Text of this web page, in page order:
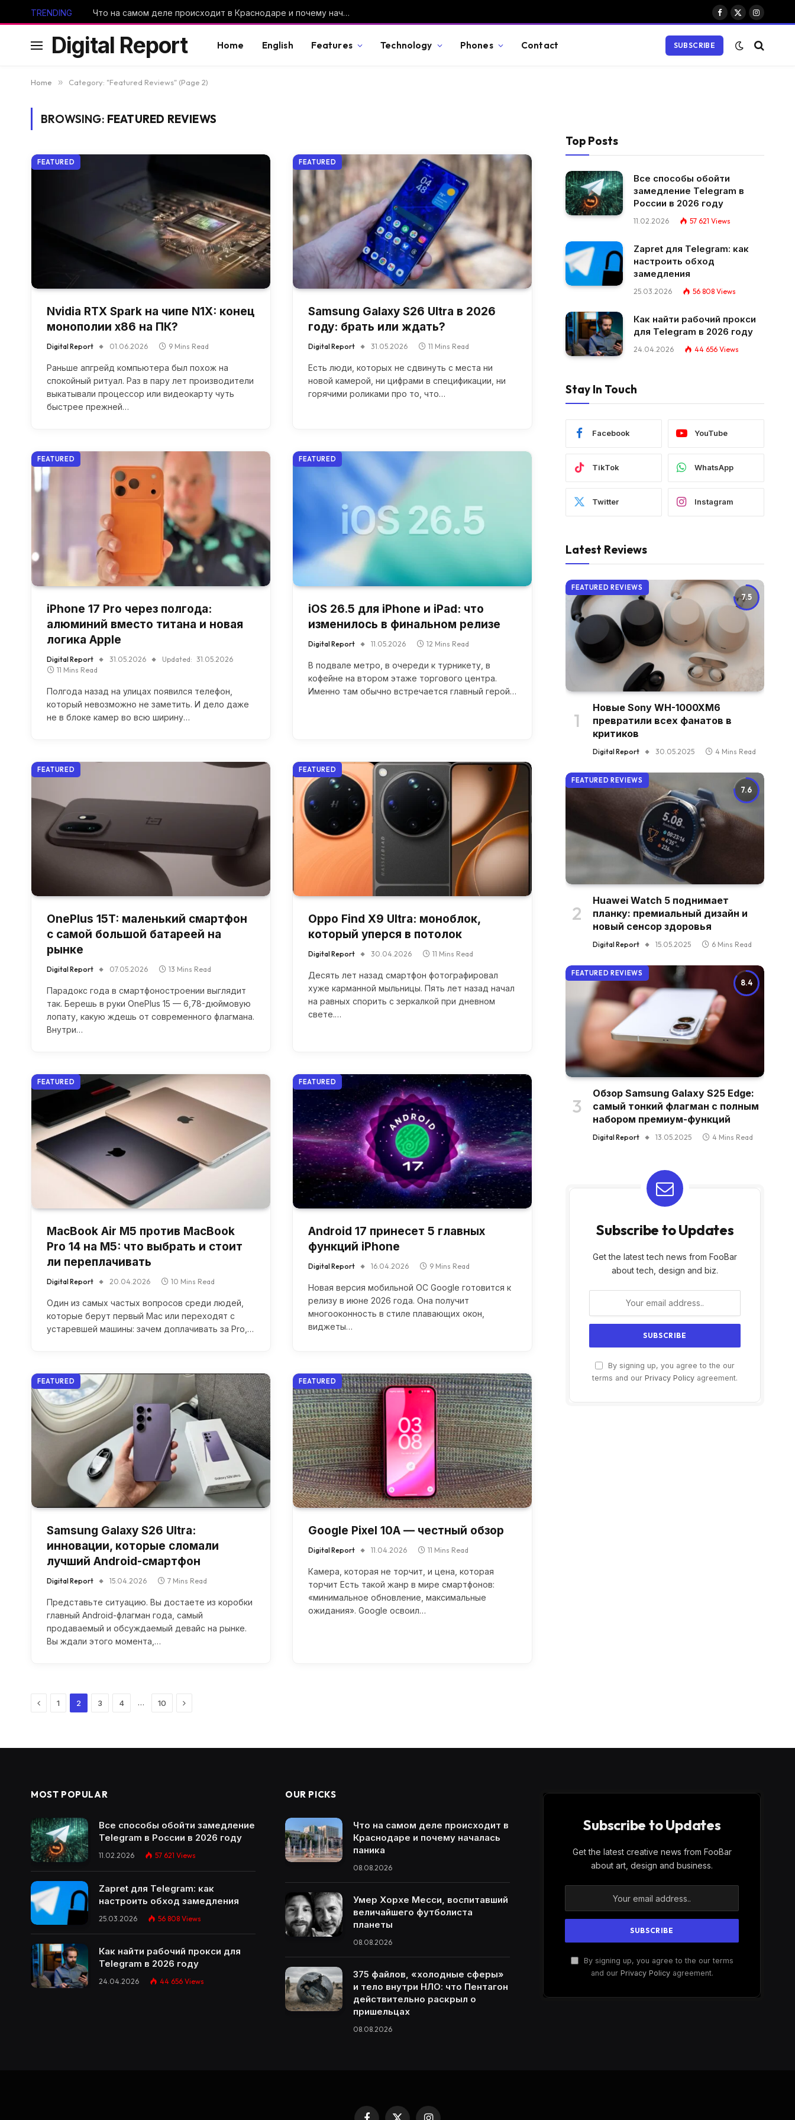
TRENDING Умер Хорхе Месси, воспитавший величайшего футболиста планеты
Facebook
X
Instagram
Digital Report Home English Features Technology Phones Contact SUBSCRIBE
Home » Category: "Featured Reviews" (Page 2)
BROWSING: FEATURED REVIEWS
FEATURED
Nvidia RTX Spark на чипе N1X: конец
монополии x86 на ПК?
Digital Report 01.06.2026 9 Mins Read
Раньше апгрейд компьютера был похож на
спокойный ритуал. Раз в пару лет производители
выкатывали процессор или видеокарту чуть
быстрее прежней…
FEATURED
Samsung Galaxy S26 Ultra в 2026
году: брать или ждать?
Digital Report 31.05.2026 11 Mins Read
Есть люди, которых не сдвинуть с места ни
новой камерой, ни цифрами в спецификации, ни
горячими роликами про то, что…
FEATURED
iPhone 17 Pro через полгода:
алюминий вместо титана и новая
логика Apple
Digital Report 31.05.2026 Updated: 31.05.2026
11 Mins Read
Полгода назад на улицах появился телефон,
который невозможно не заметить. И дело даже
не в блоке камер во всю ширину…
FEATURED
iOS 26.5 для iPhone и iPad: что
изменилось в финальном релизе
Digital Report 11.05.2026 12 Mins Read
В подвале метро, в очереди к турникету, в
кофейне на втором этаже торгового центра.
Именно там обычно встречается главный герой…
FEATURED
OnePlus 15T: маленький смартфон
с самой большой батареей на
рынке
Digital Report 07.05.2026 13 Mins Read
Парадокс года в смартфоностроении выглядит
так. Берешь в руки OnePlus 15 — 6,78-дюймовую
лопату, какую ждешь от современного флагмана.
Внутри…
FEATURED
Oppo Find X9 Ultra: моноблок,
который уперся в потолок
Digital Report 30.04.2026 11 Mins Read
Десять лет назад смартфон фотографировал
хуже карманной мыльницы. Пять лет назад начал
на равных спорить с зеркалкой при дневном
свете.…
FEATURED
MacBook Air M5 против MacBook
Pro 14 на M5: что выбрать и стоит
ли переплачивать
Digital Report 20.04.2026 10 Mins Read
Один из самых частых вопросов среди людей,
которые берут первый Mac или переходят с
устаревшей машины: зачем доплачивать за Pro,…
FEATURED
Android 17 принесет 5 главных
функций iPhone
Digital Report 16.04.2026 9 Mins Read
Новая версия мобильной ОС Google готовится к
релизу в июне 2026 года. Она получит
многооконность в стиле плавающих окон,
виджеты…
FEATURED
Samsung Galaxy S26 Ultra:
инновации, которые сломали
лучший Android-смартфон
Digital Report 15.04.2026 7 Mins Read
Представьте ситуацию. Вы достаете из коробки
главный Android-флагман года, самый
продаваемый и обсуждаемый девайс на рынке.
Вы ждали этого момента,…
FEATURED
Google Pixel 10A — честный обзор
Digital Report 11.04.2026 11 Mins Read
Камера, которая не торчит, и цена, которая
торчит Есть такой жанр в мире смартфонов:
«минимальное обновление, максимальные
ожидания». Google освоил…
Previous
1 2 3 4 … 10 Next
Top Posts
Все способы обойти
замедление Telegram в
России в 2026 году
11.02.2026 57 621 Views
Zapret для Telegram: как
настроить обход
замедления
25.03.2026 56 808 Views
Как найти рабочий прокси
для Telegram в 2026 году
24.04.2026 44 656 Views
Stay In Touch
Facebook YouTube
TikTok WhatsApp
Twitter Instagram
Latest Reviews
7.5
FEATURED REVIEWS
Новые Sony WH-1000XM6
превратили всех фанатов в
критиков
Digital Report 30.05.2025 4 Mins Read
7.6
FEATURED REVIEWS
Huawei Watch 5 поднимает
планку: премиальный дизайн и
новый сенсор здоровья
Digital Report 15.05.2025 6 Mins Read
8.4
FEATURED REVIEWS
Обзор Samsung Galaxy S25 Edge:
самый тонкий флагман с полным
набором премиум-функций
Digital Report 13.05.2025 4 Mins Read
Subscribe to Updates
Get the latest tech news from FooBar
about tech, design and biz.
By signing up, you agree to the our
terms and our Privacy Policy agreement.
MOST POPULAR
Все способы обойти замедление
Telegram в России в 2026 году
11.02.2026 57 621 Views
Zapret для Telegram: как
настроить обход замедления
25.03.2026 56 808 Views
Как найти рабочий прокси для
Telegram в 2026 году
24.04.2026 44 656 Views
OUR PICKS
Что на самом деле происходит в
Краснодаре и почему началась
паника
08.08.2026
Умер Хорхе Месси, воспитавший
величайшего футболиста
планеты
08.08.2026
375 файлов, «холодные сферы»
и тело внутри НЛО: что Пентагон
действительно раскрыл о
пришельцах
08.08.2026
Subscribe to Updates
Get the latest creative news from FooBar
about art, design and business.
By signing up, you agree to the our terms
and our Privacy Policyagreement.